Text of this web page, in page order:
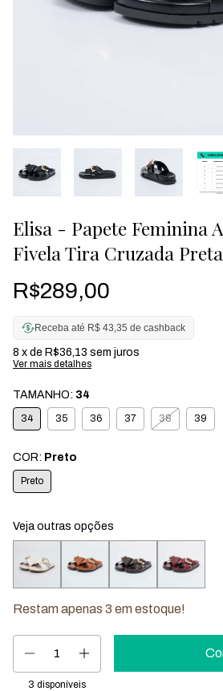
Elisa - Papete Feminina
Fivela Tira Cruzada Preta
R$289,00
Receba até R$ 43,35 de cashback
8 x de R$36,13 sem juros
Ver mais detalhes
TAMANHO: 34
34 35 36 37 38 39
COR: Preto
Preto
Veja outras opções
Restam apenas 3 em estoque!
3 disponíveis